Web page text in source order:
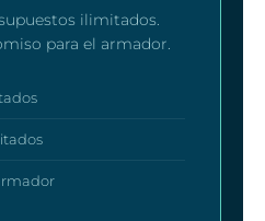
ilimitados.
para el armador.